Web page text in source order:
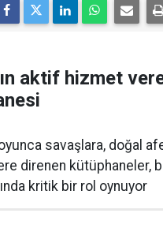
aktif hizmet
savaşlara, doğal
direnen kütüphaneler,
kritik bir rol oynuyor